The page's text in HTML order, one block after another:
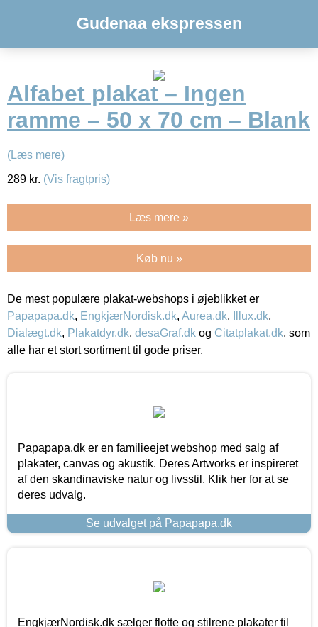
Gudenaa ekspressen
Alfabet plakat – Ingen
ramme – 50 x 70 cm – Blank
(Læs mere)
289 kr. (Vis fragtpris)
Læs mere »
Køb nu »
De mest populære plakat-webshops i øjeblikket er
Papapapa.dk, EngkjærNordisk.dk, Aurea.dk, Illux.dk,
Dialægt.dk, Plakatdyr.dk, desaGraf.dk og Citatplakat.dk, som
alle har et stort sortiment til gode priser.
Papapapa.dk er en familieejet webshop med salg af
plakater, canvas og akustik. Deres Artworks er inspireret
af den skandinaviske natur og livsstil. Klik her for at se
deres udvalg.
Se udvalget på Papapapa.dk
EngkjærNordisk.dk sælger flotte og stilrene plakater til